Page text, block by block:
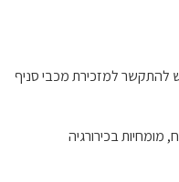
להתקשר למזכירת מכבי סניף
מומחיות בכירורגיה